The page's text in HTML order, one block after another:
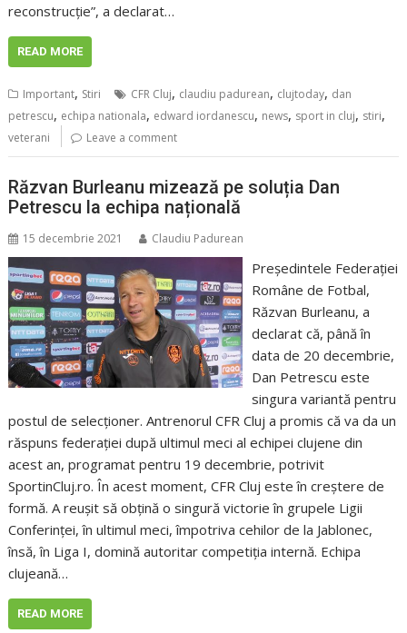
reconstrucție”, a declarat…
READ MORE
Important, Stiri CFR Cluj, claudiu padurean, clujtoday, dan
petrescu, echipa nationala, edward iordanescu, news, sport in cluj, stiri,
veterani Leave a comment
Răzvan Burleanu mizează pe soluția Dan
Petrescu la echipa națională
15 decembrie 2021 Claudiu Padurean
Președintele Federației
Române de Fotbal,
Răzvan Burleanu, a
declarat că, până în
data de 20 decembrie,
Dan Petrescu este
singura variantă pentru
postul de selecționer. Antrenorul CFR Cluj a promis că va da un
răspuns federației după ultimul meci al echipei clujene din
acest an, programat pentru 19 decembrie, potrivit
SportinCluj.ro. În acest moment, CFR Cluj este în creștere de
formă. A reușit să obțină o singură victorie în grupele Ligii
Conferinței, în ultimul meci, împotriva cehilor de la Jablonec,
însă, în Liga I, domină autoritar competiția internă. Echipa
clujeană…
READ MORE